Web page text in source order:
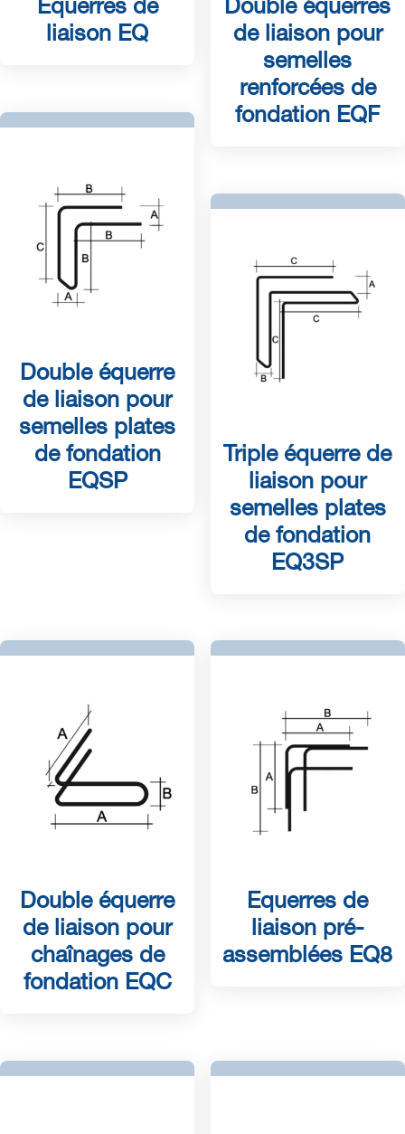
Equerres de
liaison EQ
Double équerres
de liaison pour
semelles
renforcées de
fondation EQF
Double équerre
de liaison pour
semelles plates
de fondation
EQSP
Triple équerre de
liaison pour
semelles plates
de fondation
EQ3SP
Double équerre
de liaison pour
chaînages de
fondation EQC
Equerres de
liaison pré-
assemblées EQ8